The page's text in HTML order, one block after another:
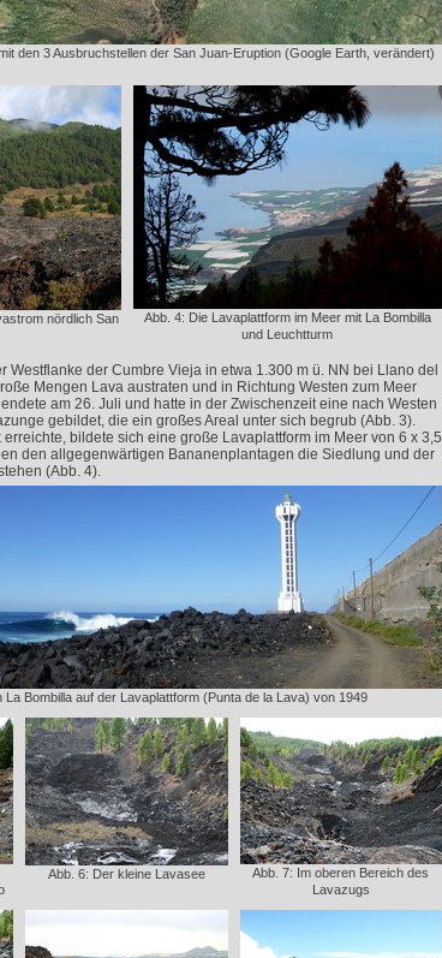
den 3 Ausbruchstellen der San Juan-Eruption (Google Earth, verändert)
nördlich San
Abb. 4: Die Lavaplattform im Meer mit La Bombilla
und Leuchtturm
Westflanke der Cumbre Vieja in etwa 1.300 m ü. NN bei Llano del
Mengen Lava austraten und in Richtung Westen zum Meer
am 26. Juli und hatte in der Zwischenzeit eine nach Westen
gebildet, die ein großes Areal unter sich begrub (Abb. 3).
bildete sich eine große Lavaplattform im Meer von 6 x 3,5
den allgegenwärtigen Bananenplantagen die Siedlung und der
(Abb. 4).
La Bombilla auf der Lavaplattform (Punta de la Lava) von 1949
Abb. 6: Der kleine Lavasee
Abb. 7: Im oberen Bereich des
Lavazugs